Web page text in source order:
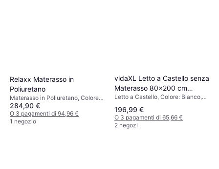
Relaxx Materasso in
Poliuretano
Materasso in Poliuretano, Colore:
Bianco, Blu, Riempimento: Memory
foam, Materiale: Poliestere,
Spessore Materasso: 25 cm
284,90 €
O 3 pagamenti di 94,96 €
1 negozio
vidaXL Letto a Castello senza
Materasso 80x200 cm
Acciaio Bianco Letto a
Castello
Letto a Castello, Colore: Bianco,
196,99 €
O 3 pagamenti di 65,66 €
2 negozi